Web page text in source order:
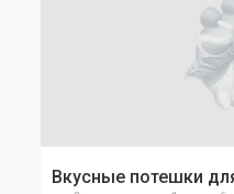
Вкусные потешки